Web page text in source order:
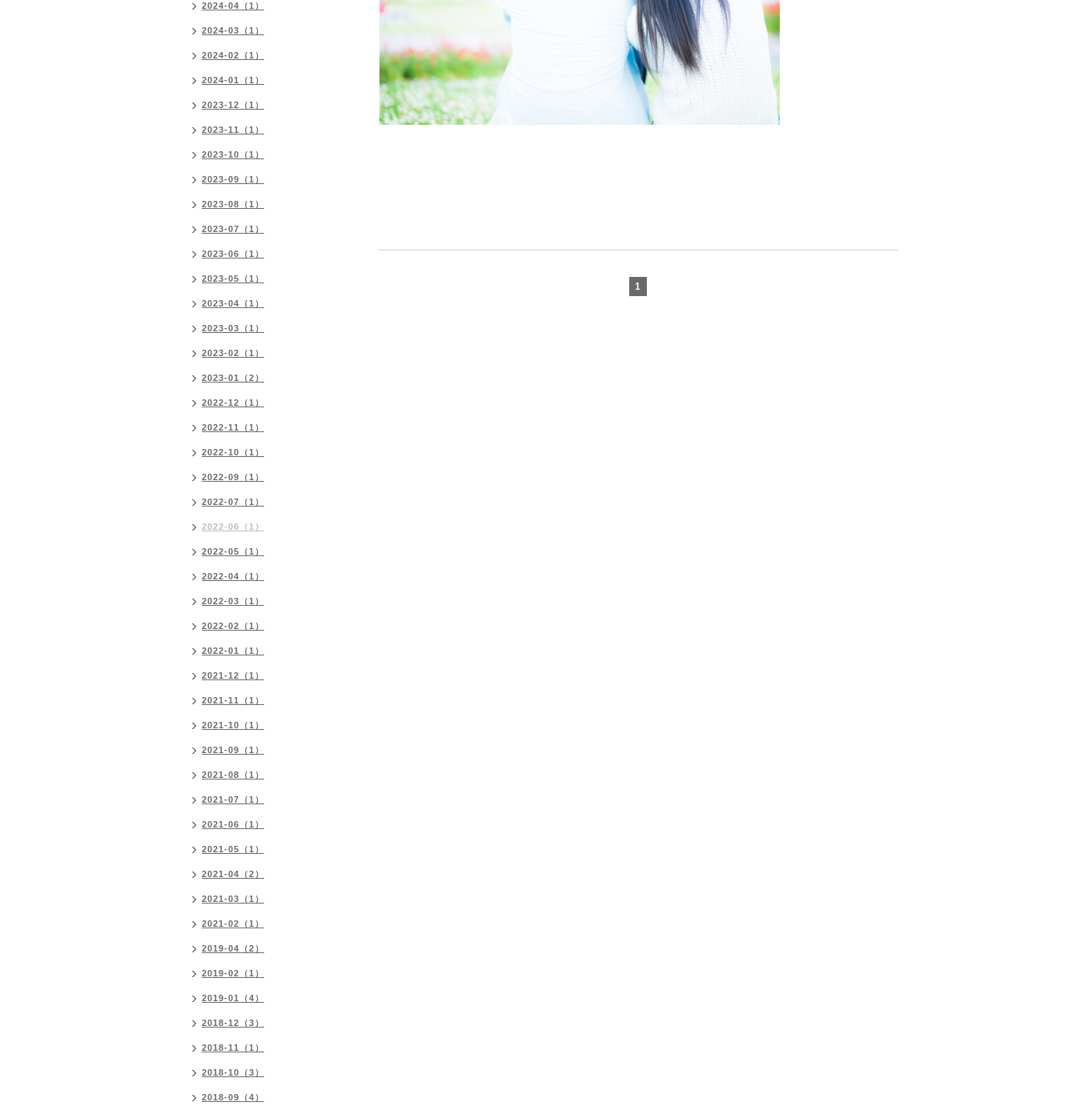
1
2024-04（1）
2024-03（1）
2024-02（1）
2024-01（1）
2023-12（1）
2023-11（1）
2023-10（1）
2023-09（1）
2023-08（1）
2023-07（1）
2023-06（1）
2023-05（1）
2023-04（1）
2023-03（1）
2023-02（1）
2023-01（2）
2022-12（1）
2022-11（1）
2022-10（1）
2022-09（1）
2022-07（1）
2022-06（1）
2022-05（1）
2022-04（1）
2022-03（1）
2022-02（1）
2022-01（1）
2021-12（1）
2021-11（1）
2021-10（1）
2021-09（1）
2021-08（1）
2021-07（1）
2021-06（1）
2021-05（1）
2021-04（2）
2021-03（1）
2021-02（1）
2019-04（2）
2019-02（1）
2019-01（4）
2018-12（3）
2018-11（1）
2018-10（3）
2018-09（4）